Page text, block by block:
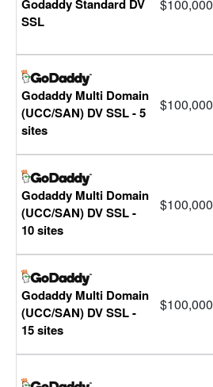
Godaddy Standard DV
SSL
$100,000
Godaddy Multi Domain
(UCC/SAN) DV SSL - 5
sites
$100,000
Godaddy Multi Domain
(UCC/SAN) DV SSL -
10 sites
$100,000
Godaddy Multi Domain
(UCC/SAN) DV SSL -
15 sites
$100,000